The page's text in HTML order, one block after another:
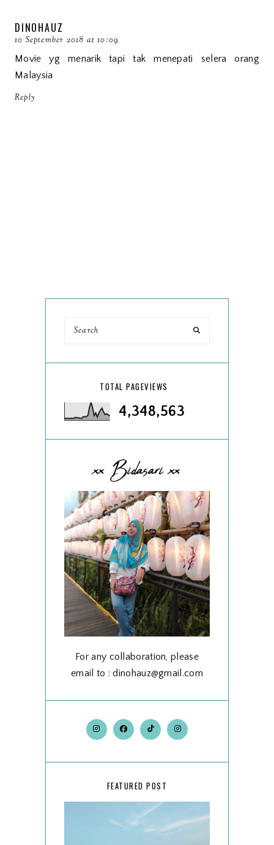
DINOHAUZ
10 September 2018 at 10:09
Movie yg menarik tapi tak menepati selera orang
Malaysia
Reply
TOTAL PAGEVIEWS
4,348,563
xx Bidasari xx
For any collaboration, please
email to : dinohauz@gmail.com
FEATURED POST